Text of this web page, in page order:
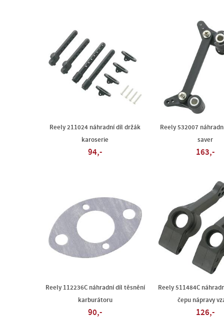
Reely 211024 náhradní díl držák
karoserie
94,-
Reely 532007
saver
163,-
Reely 112236C náhradní díl těsnění
karburátoru
90,-
Reely 511484C
čepu nápravy
126,-